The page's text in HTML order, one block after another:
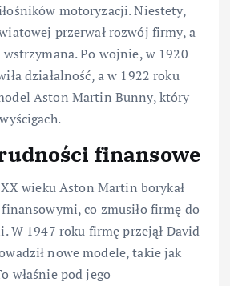
motoryzacji. Niestety,
przerwał rozwój firmy, a
wstrzymana. Po wojnie, w 1920
działalność, a w 1922 roku
Aston Martin Bunny, który
finansowe
wieku Aston Martin borykał
co zmusiło firmę do
W 1947 roku firmę przejął David
nowe modele, takie jak
właśnie pod jego